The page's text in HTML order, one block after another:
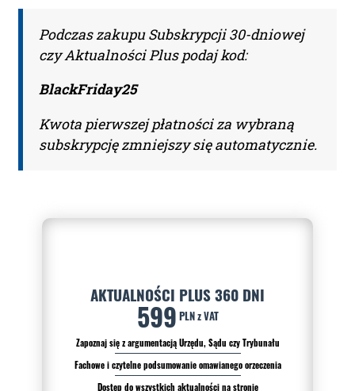
Podczas zakupu Subskrypcji 30-dniowej
czy Aktualności Plus podaj kod:
BlackFriday25
Kwota pierwszej płatności za wybraną
subskrypcję zmniejszy się automatycznie.
AKTUALNOŚCI PLUS 360 DNI
599 PLN z VAT
Zapoznaj się z argumentacją Urzędu, Sądu czy Trybunału
Fachowe i czytelne podsumowanie omawianego orzeczenia
Dostęp do wszystkich aktualności na stronie